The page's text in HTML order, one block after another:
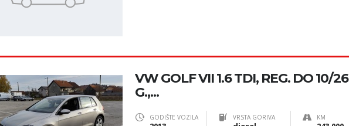
VW GOLF VII 1.6 TDI, REG. DO 10/26
G.,...
GODIŠTE VOZILA VRSTA GORIVA KM